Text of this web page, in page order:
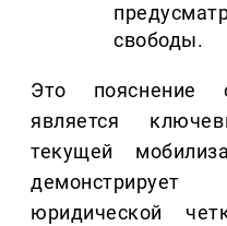
свободы.
Это пояснение
является
текущей
юридической